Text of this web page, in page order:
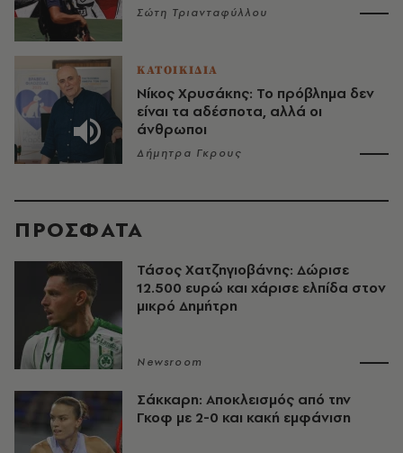
Σώτη Τριανταφύλλου
ΚΑΤΟΙΚΙΔΙΑ
Νίκος Χρυσάκης: Το πρόβλημα δεν
είναι τα αδέσποτα, αλλά οι
άνθρωποι
Δήμητρα Γκρους
ΠΡΟΣΦΑΤΑ
Τάσος Χατζηγιοβάνης: Δώρισε
12.500 ευρώ και χάρισε ελπίδα στον
μικρό Δημήτρη
Newsroom
Σάκκαρη: Αποκλεισμός από την
Γκοφ με 2-0 και κακή εμφάνιση